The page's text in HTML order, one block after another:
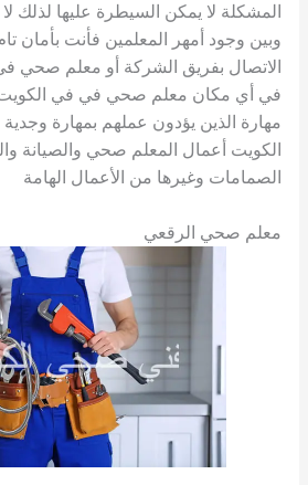
المشكلة لا يمكن السيطرة عليها لذلك لا
وبين وجود أمهر المعلمين فأنت بأمان
الاتصال بفريق الشركة أو معلم صحي
في أي مكان معلم صحي في في الكويت
مهارة الذين يؤدون عملهم بمهارة
الكويت أعمال المعلم صحي والصيانة
الصمامات وغيرها من الأعمال الهامة
معلم صحي الرقعي